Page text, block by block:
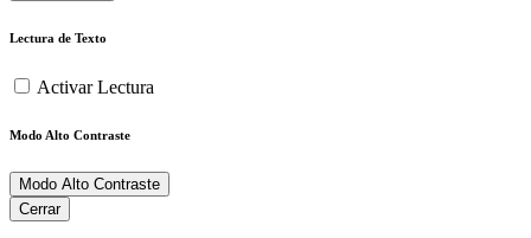
Lectura de Texto
Activar Lectura
Modo Alto Contraste
Modo Alto Contraste
Cerrar